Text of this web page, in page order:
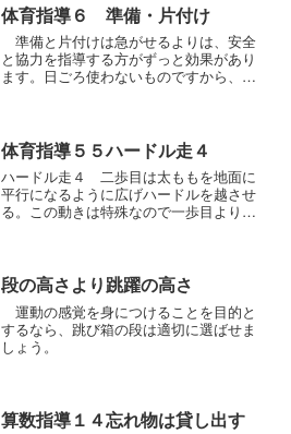
体育指導６ 準備・片付け
準備と片付けは急がせるよりは、安全
と協力を指導する方がずっと効果があり
ます。日ごろ使わないものですから、指
体育指導５５ハードル走４
ハードル走４ 二歩目は太ももを地面に
平行になるように広げハードルを越させ
る。この動きは特殊なので一歩目よりも
たぎこすためには、足を広...
段の高さより跳躍の高さ
運動の感覚を身につけることを目的と
するなら、跳び箱の段は適切に選ばせま
しょう。
算数指導１４忘れ物は貸し出す